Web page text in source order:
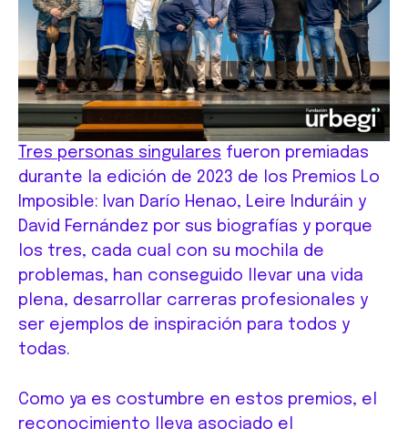
res personas singulares fueron premiadas
durante la edición de 2023 de los Premios Lo
Imposible: Ivan Darío Henao, Leire Induráin y
David Fernández por sus biografías y porque
los tres, cada cual con su mochila de
problemas, han conseguido llevar una vida
plena, desarrollar carreras profesionales y
ser ejemplos de inspiración para todos y
todas.
Como ya es costumbre en estos premios, el
reconocimiento lleva asociado el